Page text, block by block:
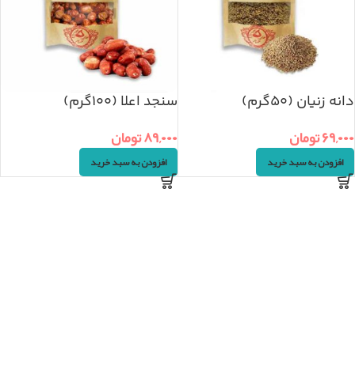
دانه زنیان (۵۰گرم)
۶۹,۰۰۰تومان
افزودن به سبد خرید
سنجد اعلا (۱۰۰گرم)
۸۹,۰۰۰تومان
افزودن به سبد خرید